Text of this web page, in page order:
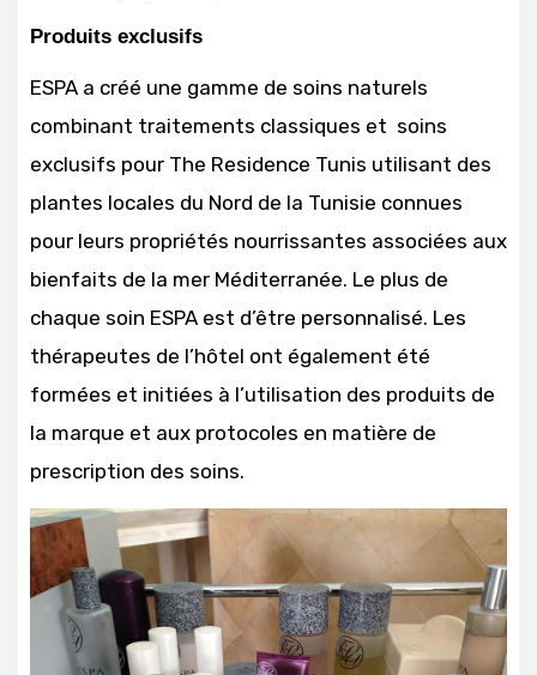
Produits exclusifs
ESPA a créé une gamme de soins naturels
combinant traitements classiques et soins
exclusifs pour The Residence Tunis utilisant des
plantes locales du Nord de la Tunisie connues
pour leurs propriétés nourrissantes associées aux
bienfaits de la mer Méditerranée. Le plus de
chaque soin ESPA est d’être personnalisé. Les
thérapeutes de l’hôtel ont également été
formées et initiées à l’utilisation des produits de
la marque et aux protocoles en matière de
prescription des soins.